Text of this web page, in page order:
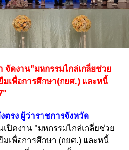
จัดงาน"มหกรรมไกล่เกลี่ยช่วย
มเพื่อการศึกษา(กยศ.) และหนี้
ตรง ผู้ว่าราชการจังหวัด
เปิดงาน "มหกรรมไกล่เกลี่ยช่วย
มเพื่อการศึกษา (กยศ.) และหนี้